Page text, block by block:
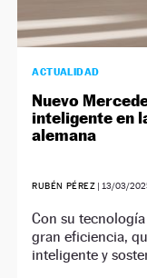
ACTUALIDAD
Nuevo
inteligente en
alemana
RUBÉN PÉREZ | 13/03/
Con su
gran eficiencia,
inteligente y